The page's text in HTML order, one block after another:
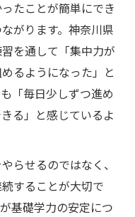
たことが簡単にでき
がります。神奈川県
を通して「集中力が
るようになった」と
「毎日少しずつ進め
る」と感じているよ
らせるのではなく、
することが大切で
基礎学力の安定につ